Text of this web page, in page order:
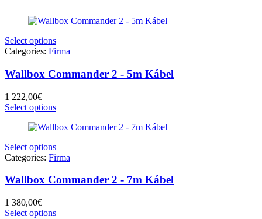
Select options
Categories: Firma
Wallbox Commander 2 - 5m Kábel
1 222,00€
Select options
Select options
Categories: Firma
Wallbox Commander 2 - 7m Kábel
1 380,00€
Select options